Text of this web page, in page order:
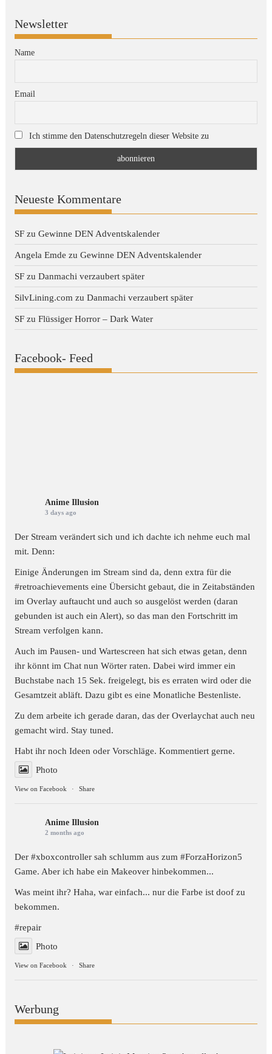
Newsletter
Name
Email
Ich stimme den Datenschutzregeln dieser Website zu
Neueste Kommentare
SF zuGewinne DEN Adventskalender
Angela Emde zuGewinne DEN Adventskalender
SF zuDanmachi verzaubert später
SilvLining.com zuDanmachi verzaubert später
SF zuFlüssiger Horror – Dark Water
Facebook- Feed
Anime Illusion
3 days ago
Der Stream verändert sich und ich dachte ich nehme euch mal
mit. Denn:
Einige Änderungen im Stream sind da, denn extra für die
#retroachievements eine Übersicht gebaut, die in Zeitabständen
im Overlay auftaucht und auch so ausgelöst werden (daran
gebunden ist auch ein Alert), so das man den Fortschritt im
Stream verfolgen kann.
Auch im Pausen- und Wartescreen hat sich etwas getan, denn
ihr könnt im Chat nun Wörter raten. Dabei wird immer ein
Buchstabe nach 15 Sek. freigelegt, bis es erraten wird oder die
Gesamtzeit abläft. Dazu gibt es eine Monatliche Bestenliste.
Zu dem arbeite ich gerade daran, das der Overlaychat auch neu
gemacht wird. Stay tuned.
Habt ihr noch Ideen oder Vorschläge. Kommentiert gerne.
Photo
View on Facebook · Share
Anime Illusion
2 months ago
Der #xboxcontroller sah schlumm aus zum#ForzaHorizon5
Game. Aber ich habe ein Makeover hinbekommen...
Was meint ihr? Haha, war einfach... nur die Farbe ist doof zu
bekommen.
#repair
Photo
View on Facebook · Share
Werbung